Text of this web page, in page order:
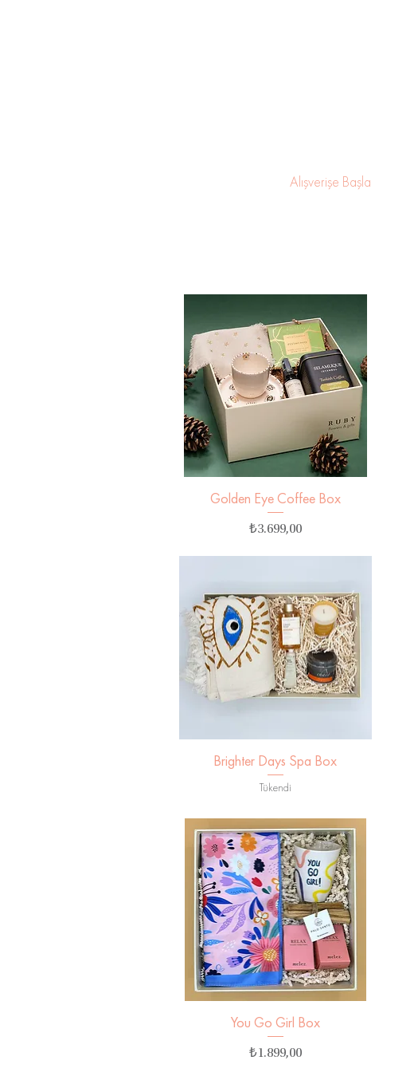
Alışverişe Başla
Hızlı Bakış
Golden Eye Coffee Box
Fiyat
₺3.699,00
Hızlı Bakış
Brighter Days Spa Box
Tükendi
Hızlı Bakış
You Go Girl Box
Fiyat
₺1.899,00